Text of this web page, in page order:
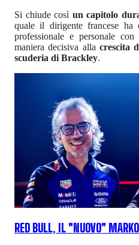
Si chiude così un capitolo
quale il dirigente francese ha
professionale e personale
maniera decisiva alla crescita
scuderia di Brackley.
RED BULL, IL "NUOVO"